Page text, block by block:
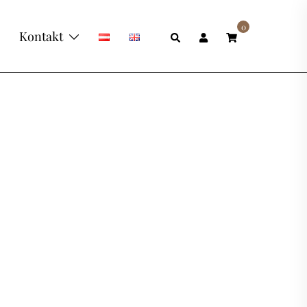
Kontakt Suche 0